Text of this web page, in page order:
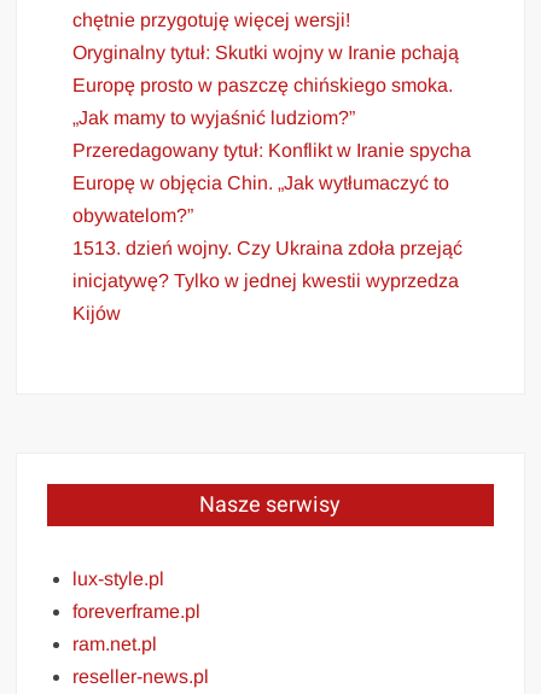
chętnie przygotuję więcej wersji!
Oryginalny tytuł: Skutki wojny w Iranie pchają
Europę prosto w paszczę chińskiego smoka.
„Jak mamy to wyjaśnić ludziom?”
Przeredagowany tytuł: Konflikt w Iranie spycha
Europę w objęcia Chin. „Jak wytłumaczyć to
obywatelom?”
1513. dzień wojny. Czy Ukraina zdoła przejąć
inicjatywę? Tylko w jednej kwestii wyprzedza
Kijów
Nasze serwisy
lux-style.pl
foreverframe.pl
ram.net.pl
reseller-news.pl